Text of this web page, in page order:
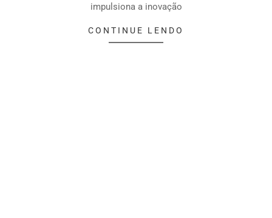
impulsiona a inovação
CONTINUE LENDO